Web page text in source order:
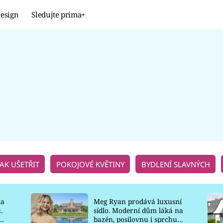
Sledujte prima+
UŠETŘIT POKOJOVÉ KVĚTINY BYDLENÍ SLAVNÝCH
Meg Ryan prodává luxusní
sídlo. Moderní dům láká na
bazén, posilovnu i sprchu